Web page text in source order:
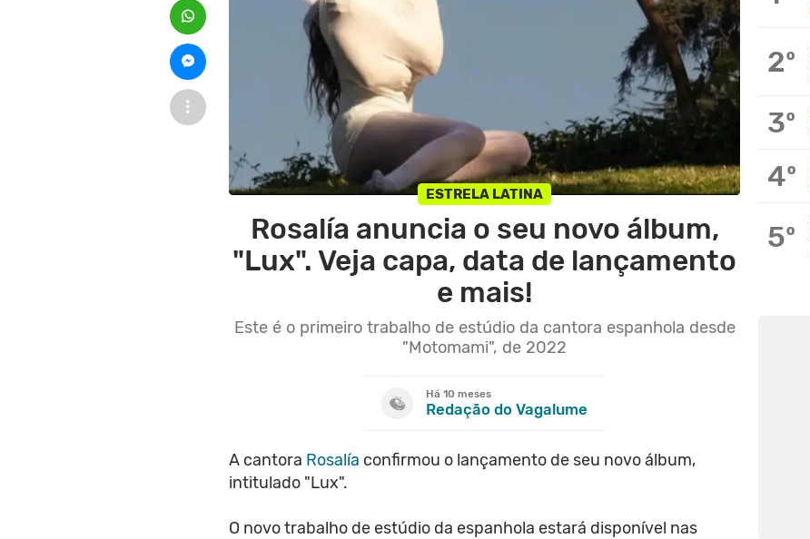
ESTRELA LATINA
Rosalía anuncia o seu novo álbum,
"Lux". Veja capa, data de lançamento
e mais!
Este é o primeiro trabalho de estúdio da cantora espanhola desde
"Motomami", de 2022
Há 10 meses
Redação do Vagalume
A cantora Rosalía confirmou o lançamento de seu novo álbum,
intitulado "Lux".
O novo trabalho de estúdio da espanhola estará disponível nas
2º
3º
4º
5º